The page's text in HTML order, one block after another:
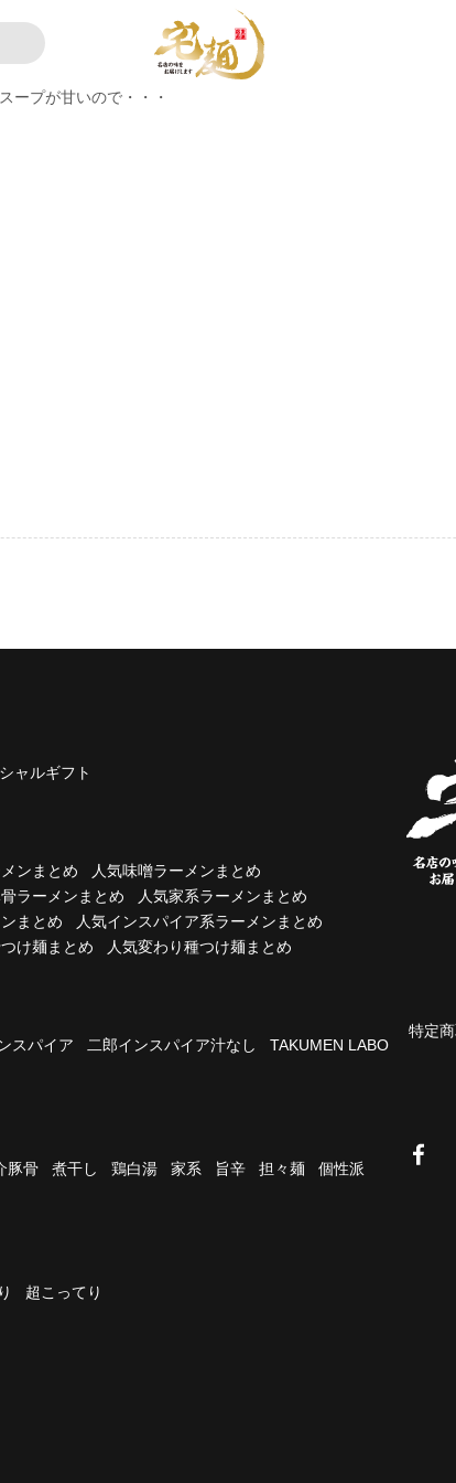
スープが甘いので・・・
ャルギフト
ンまとめ
人気味噌ラーメンまとめ
ラーメンまとめ
人気家系ラーメンまとめ
まとめ
人気インスパイア系ラーメンまとめ
け麺まとめ 人気変わり種つけ麺まとめ
スパイア 二郎インスパイア汁なし
TAKUMEN LABO
豚骨 煮干し 鶏白湯 家系 旨辛 担々麺
個性派
超こってり
特定